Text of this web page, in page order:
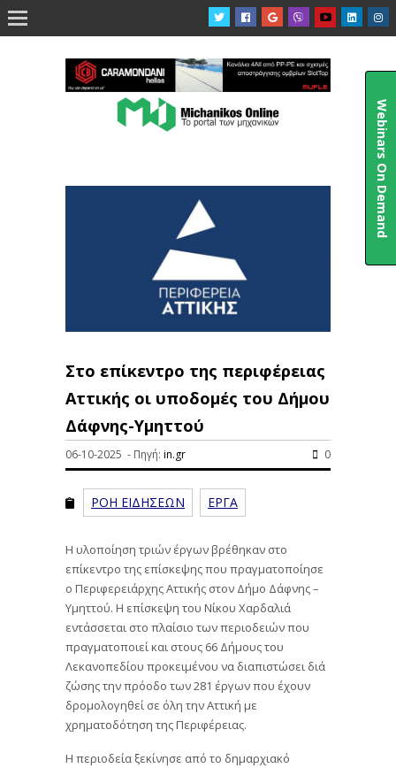

Στο επίκεντρο της περιφέρειας
Αττικής οι υποδομές του Δήμου
Δάφνης-Υμηττού
06-10-2025 - Πηγή: in.gr 0
ΡΟΗ ΕΙΔΗΣΕΩΝ ΕΡΓΑ
Η υλοποίηση τριών έργων βρέθηκαν στο
επίκεντρο της επίσκεψης που πραγματοποίησε
ο Περιφερειάρχης Αττικής στον Δήμο Δάφνης –
Υμηττού. Η επίσκεψη του Νίκου Χαρδαλιά
εντάσσεται στο πλαίσιο των περιοδειών που
πραγματοποιεί και στους 66 Δήμους του
Λεκανοπεδίου προκειμένου να διαπιστώσει διά
ζώσης την πρόοδο των 281 έργων που έχουν
δρομολογηθεί σε όλη την Αττική με
χρηματοδότηση της Περιφέρειας.
Η περιοδεία ξεκίνησε από το δημαρχιακό
Webinars On Demand